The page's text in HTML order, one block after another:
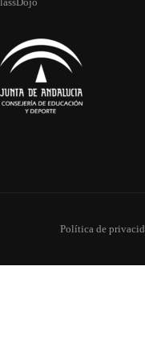
Política de
MÁS?